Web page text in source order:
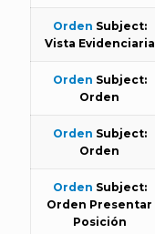
Orden Subject:
Vista Evidenciaria
Orden Subject:
Orden
Orden Subject:
Orden
Orden Subject:
Orden Presentar
Posición